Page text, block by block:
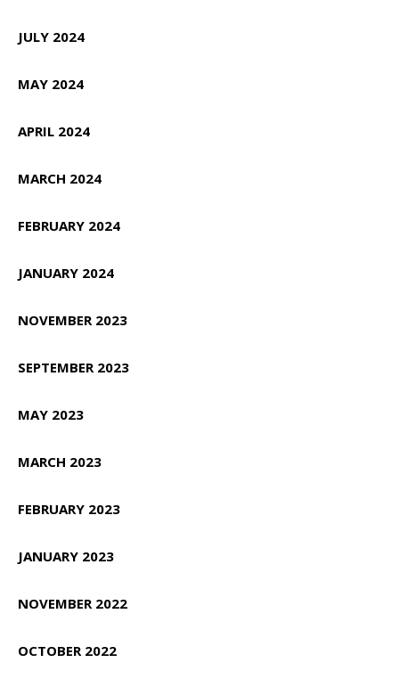
JULY 2024
MAY 2024
APRIL 2024
MARCH 2024
FEBRUARY 2024
JANUARY 2024
NOVEMBER 2023
SEPTEMBER 2023
MAY 2023
MARCH 2023
FEBRUARY 2023
JANUARY 2023
NOVEMBER 2022
OCTOBER 2022